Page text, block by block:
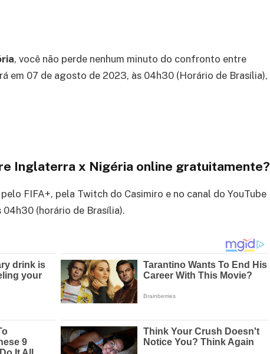
, você não perde nenhum minuto do confronto entre
em 07 de agosto de 2023, às 04h30 (Horário de Brasília),
Inglaterra x Nigéria online gratuitamente?
FIFA+, pela Twitch do Casimiro e no canal do YouTube
04h30 (horário de Brasília).